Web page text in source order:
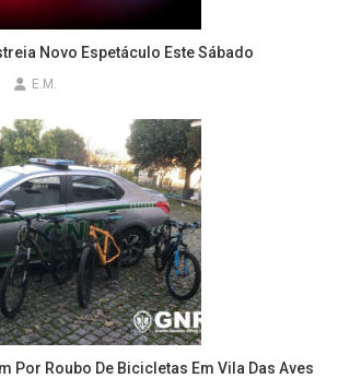
Novo Espetáculo Este Sábado
E.M.
Por Roubo De Bicicletas Em Vila Das Aves